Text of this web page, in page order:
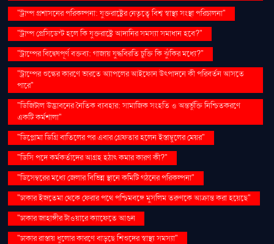
"ট্রাম্প প্রশাসনের পরিকল্পনা: যুক্তরাষ্ট্রের নেতৃত্বে বিশ্ব স্বাস্থ্য সংস্থা পরিচালনা"
"ট্রাম্প প্রেসিডেন্ট হলে কি যুক্তরাষ্ট্রে আদানির সমস্যা সমাধান হবে?"
"ট্রাম্পের বিদ্বেষপূর্ণ বক্তব্য: গাজায় যুদ্ধবিরতি চুক্তি কি ঝুঁকির মধ্যে?"
"ট্রাম্পের শুল্কের কারণে ভারতে অ্যাপলের আইফোন উৎপাদনে কী পরিবর্তন আসতে
পারে"
"ডিজিটাল উদ্ভাবনের নৈতিক ব্যবহার: সামাজিক সংহতি ও অন্তর্ভুক্তি নিশ্চিতকরণে
একটি কর্মশালা"
"ডিপ্লোমা ডিগ্রি বাতিলের পর এবার গ্রেফতার হলেন ইস্তাম্বুলের মেয়র"
"ডিসি পদে কর্মকর্তাদের আগ্রহ হঠাৎ কমার কারণ কী?"
"ডিসেম্বরের মধ্যে জেলার বিভিন্ন স্থানে কমিটি গঠনের পরিকল্পনা"
"ঢাকার ইজতেমা থেকে ফেরার পথে পশ্চিমবঙ্গে মুসলিম তরুণকে আক্রান্ত করা হয়েছে"
"ঢাকার জাহাঙ্গীর টাওয়ারে ক্যাফেতে আগুন
"ঢাকার রাস্তায় ধুলোর কারণে বাড়ছে শিশুদের স্বাস্থ্য সমস্যা"